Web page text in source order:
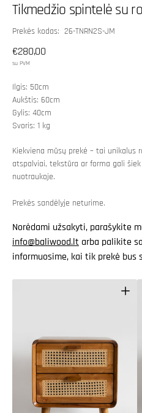
Atidaryti
pagrindinę
mediją
galerijos
Tikmedžio spintelė su
SKU:
Prekės kodas: 26-TNRN2S-JM
Įprasta
kaina
€280,00
su PVM
Ilgis: 50cm
Aukštis: 60cm
Gylis: 40cm
Svoris: 1 kg
Kiekviena mūsų prekė – tai unikalus
atspalviai, tekstūra ar forma gali
nuotraukoje.
Prekės sandėlyje neturime.
Norėdami užsakyti, parašykite
info@baliwood.lt arba palikite
informuosime, kai tik prekė bus